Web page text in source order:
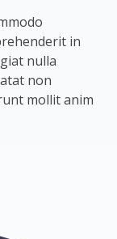
in
nulla
non
mollit anim